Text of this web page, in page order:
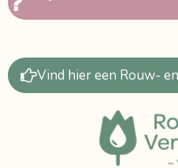
Vind hier een Rouw-